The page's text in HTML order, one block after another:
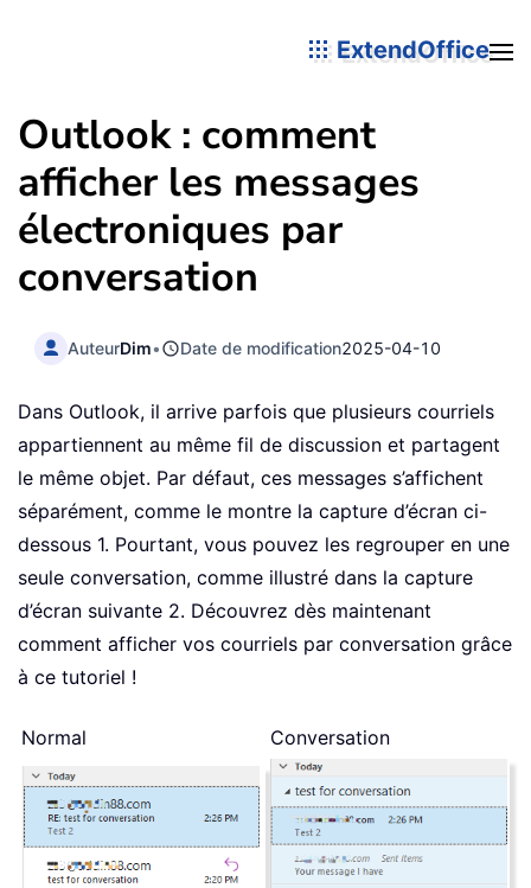
ExtendOffice
Outlook : comment
afficher les messages
électroniques par
conversation
AuteurDim• Date de modification2025-04-10
Dans Outlook, il arrive parfois que plusieurs courriels
appartiennent au même fil de discussion et partagent
le même objet. Par défaut, ces messages s’affichent
séparément, comme le montre la capture d’écran ci-
dessous 1. Pourtant, vous pouvez les regrouper en une
seule conversation, comme illustré dans la capture
d’écran suivante 2. Découvrez dès maintenant
comment afficher vos courriels par conversation grâce
à ce tutoriel !
Normal Conversation